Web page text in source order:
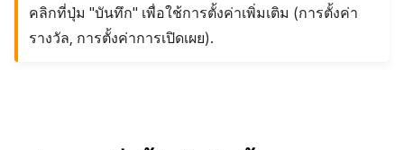
คลิกที่ปุ่ม "บันทึก" เพื่อใช้การตั้งค่าเพิ่มเติม (การตั้งค่า
รางวัล, การตั้งค่าการเปิดเผย).